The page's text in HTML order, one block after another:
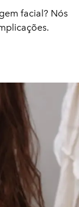
facial? Nós